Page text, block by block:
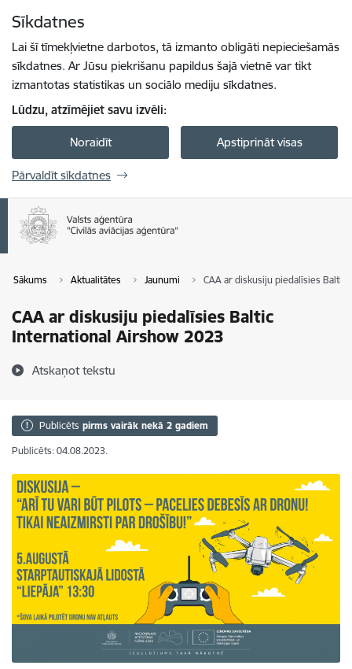
Sīkdatnes
Lai šī tīmekļvietne darbotos, tā izmanto obligāti nepieciešamās
sīkdatnes. Ar Jūsu piekrišanu papildus šajā vietnē var tikt
izmantotas statistikas un sociālo mediju sīkdatnes.
Lūdzu, atzīmējiet savu izvēli:
Noraidīt Apstiprināt visas
Pārvaldīt sīkdatnes
Sākums Aktualitātes Jaunumi CAA ar diskusiju piedalīsies
CAA ar diskusiju piedalīsies Baltic
International Airshow 2023
Atskaņot tekstu
Publicēts pirms vairāk nekā 2 gadiem
Publicēts: 04.08.2023.